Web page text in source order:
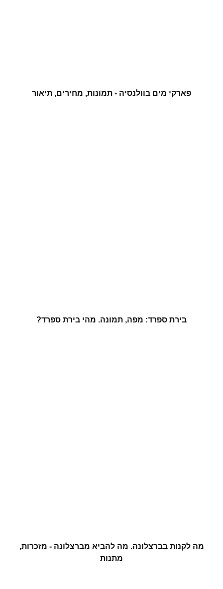
פארקי מים בוולנסיה - תמונות, מחירים, תיאור
בירת ספרד: מפה, תמונה. מהי בירת ספרד?
מה לקנות בברצלונה. מה להביא מברצלונה - מזכרות,
מתנות